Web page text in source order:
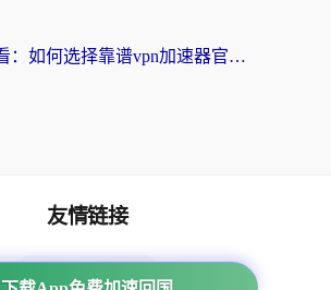
海外党必看：如何选择靠谱vpn加速器官网？轻松解决国内APP地区限制
友情链接
海外回国加速器